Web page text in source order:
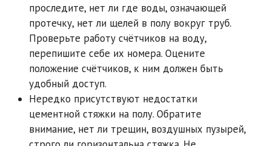
проследите, нет ли где воды, означающей
протечку, нет ли щелей в полу вокруг труб.
Проверьте работу счётчиков на воду,
перепишите себе их номера. Оцените
положение счётчиков, к ним должен быть
удобный доступ.
Нередко присутствуют недостатки
цементной стяжки на полу. Обратите
внимание, нет ли трещин, воздушных пузырей,